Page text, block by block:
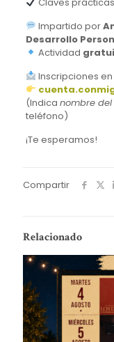
Impartido por
Desarrollo
Actividad
Inscripciones
(Indica nombre
teléfono)
¡Te esperamos!
Compartir
Relacionado